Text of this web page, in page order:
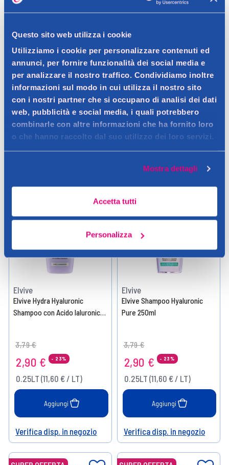
Questo sito web utilizza i cookie
Utilizziamo i cookie per personalizzare contenuti ed
annunci, per fornire funzionalità dei social media e
per analizzare il nostro traffico. Condividiamo inoltre
informazioni sul modo in cui utilizza il nostro sito
con i nostri partner che si occupano di analisi dei dati
web, pubblicità e social media, i quali potrebbero
combinarle con altre informazioni che ha fornito loro
o che hanno raccolto dal suo utilizzo dei loro servizi.
Mostra dettagli
Accetta tutti
Personalizza
Elvive
200 ml
Price reduced from
3,79 €to
2,90 € - 23%
0.25LT (11,60 € / LT)
Aggiungi
Verifica disp. in negozio
Elvive
Gloss Shampoo 200ml
6,99 €
0.2LT (34,95 € / LT)
Aggiungi
Verifica disp. in negozio
SUPER OFFERTA
Elvive
Elvive Hydra Hyaluronic
Shampoo con Acido Ialuronico
Price reduced from
3,79 €to
2,90 € - 23%
0.25LT (11,60 € / LT)
Aggiungi
Help
Verifica disp. in negozio
SUPER OFFERTA
RISPARMIO GARANTITO
Elvive
Elvive Shampoo Hyaluronic
Pure 250ml
Price reduced from
3,79 €to
2,90 € - 23%
0.25LT (11,60 € / LT)
Aggiungi
Help
Verifica disp. in negozio